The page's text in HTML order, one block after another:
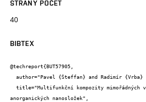
STRANY POČET
40
BIBTEX
@techreport{BUT57905,
anorganických nanosložek",